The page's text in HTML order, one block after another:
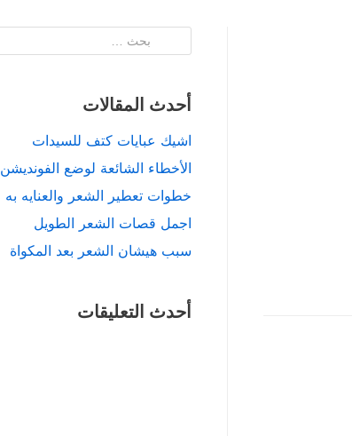
أحدث المقالات
اشيك عبايات كتف للسيدات
الأخطاء الشائعة لوضع الفونديشن
خطوات تعطير الشعر والعنايه به
اجمل قصات الشعر الطويل
سبب هيشان الشعر بعد المكواة
أحدث التعليقات